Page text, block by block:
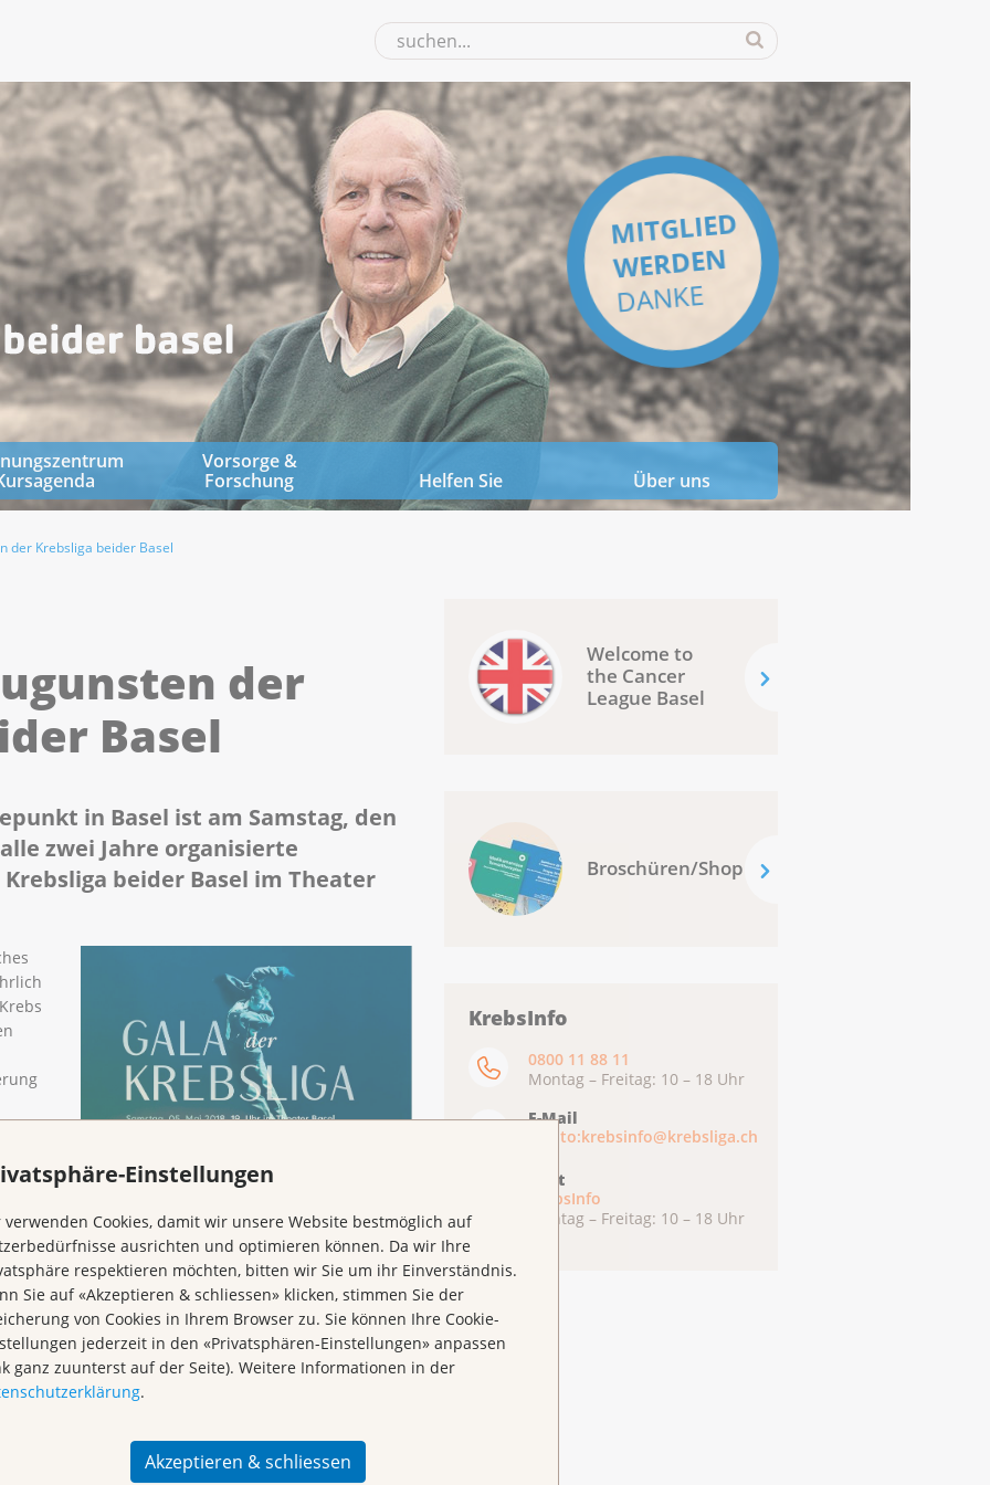
Einstellungen
verwenden Cookies, damit wir unsere Website bestmöglich auf
ausrichten und optimieren können. Da wir Ihre
respektieren möchten, bitten wir Sie um ihr Einverständnis.
Sie auf «Akzeptieren & schliessen» klicken, stimmen Sie der
von Cookies in Ihrem Browser zu. Sie können Ihre Cookie-
jederzeit in den «Privatsphären-Einstellungen» anpassen
ganz zuunterst auf der Seite). Weitere Informationen in der
.
Akzeptieren & schliessen
MITGLIED
WERDEN
DANKE
Vorsorge &
Forschung
Helfen Sie Über uns
der Krebsliga beider Basel
der
Basel
in Basel ist am Samstag, den
zwei Jahre organisierte
beider Basel im Theater
sich auf einen unvergesslichen Abend mit
Apéro freuen.
9. April 2018
Welcome to
the Cancer
League Basel
Broschüren/Shop
KrebsInfo
0800 11 88 11
Montag – Freitag: 10 – 18 Uhr
E-Mail
mailto:krebsinfo@krebsliga.ch
Chat
KrebsInfo
Montag – Freitag: 10 – 18 Uhr